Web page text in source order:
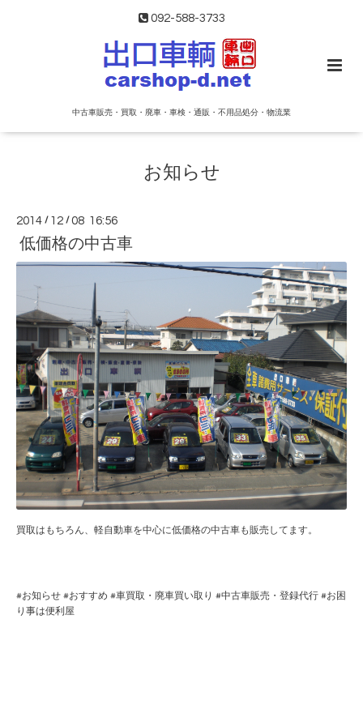
092-588-3733
中古車販売・買取・廃車・車検・通販・不用品処分・物流業
お知らせ
2014 / 12 /08 16:56
低価格の中古車
買取はもちろん、軽自動車を中心に低価格の中古車も販売してます。
#お知らせ #おすすめ #車買取・廃車買い取り #中古車販売・登録代行 #お困
り事は便利屋